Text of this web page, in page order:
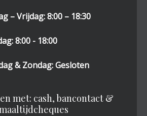
– Vrijdag: 8:00 – 18:30
8:00 - 18:00
& Zondag: Gesloten
met: cash, bancontact &